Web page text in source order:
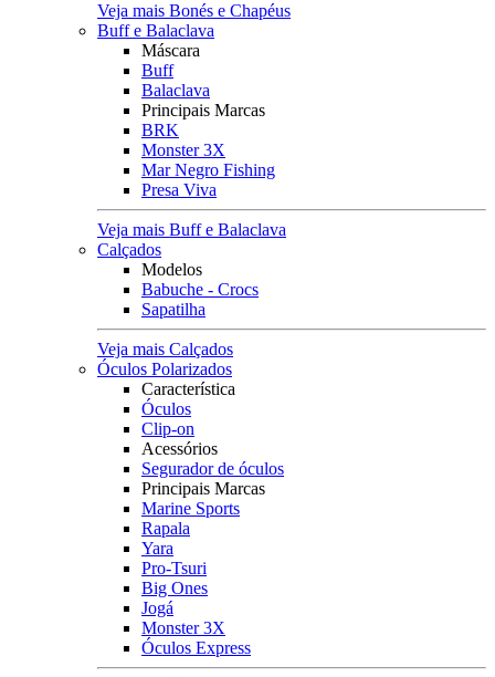
Veja mais Bonés e Chapéus
Buff e Balaclava
Máscara
Buff
Balaclava
Principais Marcas
BRK
Monster 3X
Mar Negro Fishing
Presa Viva
Veja mais Buff e Balaclava
Calçados
Modelos
Babuche - Crocs
Sapatilha
Veja mais Calçados
Óculos Polarizados
Característica
Óculos
Clip-on
Acessórios
Segurador de óculos
Principais Marcas
Marine Sports
Rapala
Yara
Pro-Tsuri
Big Ones
Jogá
Monster 3X
Óculos Express